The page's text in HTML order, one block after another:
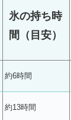
氷の持ち時
間（目安）
約6時間
約13時間